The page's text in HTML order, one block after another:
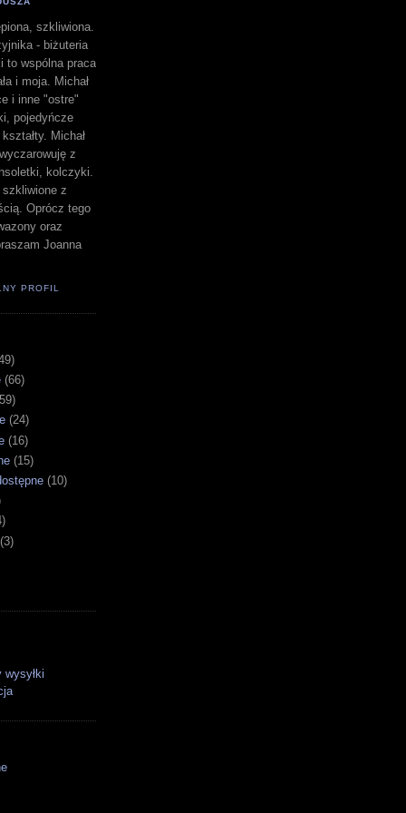
szkliwiona.
- biżuteria
to wspólna praca
i moja. Michał
i inne "ostre"
pojedyńcze
Michał
z
kolczyki.
z
Oprócz tego
oraz
Joanna
PROFIL
(66)
(24)
(16)
(15)
(10)
(3)